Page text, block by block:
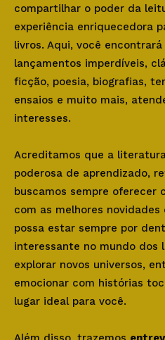
compartilhar o poder da
experiência enriquecedora
livros. Aqui, você
lançamentos imperdíveis,
ficção, poesia, biografias,
ensaios e muito mais,
interesses.
Acreditamos que a
poderosa de aprendizado,
buscamos sempre oferecer
com as melhores
possa estar sempre por
interessante no mundo dos
explorar novos universos,
emocionar com histórias
lugar ideal para você.